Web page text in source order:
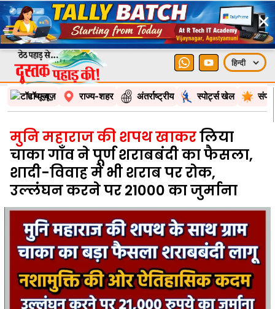
×
टॉप न्यूज़ राज्य-शहर अंतर्राष्ट्रीय स्पोर्ट्स खेल
मुनि महाराज की शपथ खाकरलिया
चाका गाँव ने पूर्ण शराबबंदी का फैसला,
शादी-विवाह में भी शराब पर रोक,
उल्लंघन करने पर 21000₹ का जुर्माना